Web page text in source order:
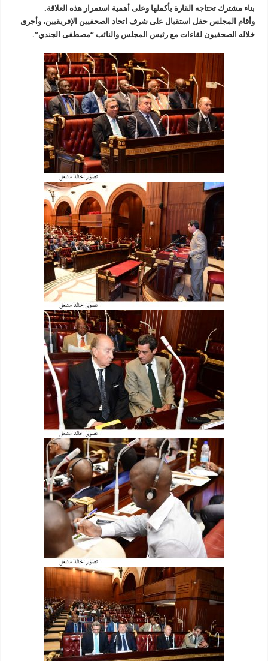
بناء مشترك تحتاجه القارة بأكملها وعلى أهمية استمرار هذه العلاقة.
وأقام المجلس حفل استقبال على شرف اتحاد الصحفيين الإفريقيين، وأجرى
خلاله الصحفيون لقاءات مع رئيس المجلس والنائب “مصطفى الجندي”.